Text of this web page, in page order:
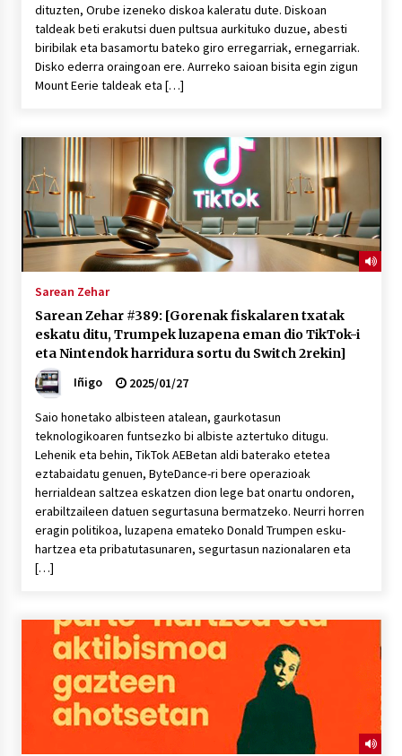
dituzten, Orube izeneko diskoa kaleratu dute. Diskoan
taldeak beti erakutsi duen pultsua aurkituko duzue, abesti
biribilak eta basamortu bateko giro erregarriak, ernegarriak.
Disko ederra oraingoan ere. Aurreko saioan bisita egin zigun
Mount Eerie taldeak eta […]
Sarean Zehar
Sarean Zehar #389: [Gorenak fiskalaren txatak
eskatu ditu, Trumpek luzapena eman dio TikTok-i
eta Nintendok harridura sortu du Switch 2rekin]
Iñigo
2025/01/27
Saio honetako albisteen atalean, gaurkotasun
teknologikoaren funtsezko bi albiste aztertuko ditugu.
Lehenik eta behin, TikTok AEBetan aldi baterako etetea
eztabaidatu genuen, ByteDance-ri bere operazioak
herrialdean saltzea eskatzen dion lege bat onartu ondoren,
erabiltzaileen datuen segurtasuna bermatzeko. Neurri horren
eragin politikoa, luzapena emateko Donald Trumpen esku-
hartzea eta pribatutasunaren, segurtasun nazionalaren eta
[…]